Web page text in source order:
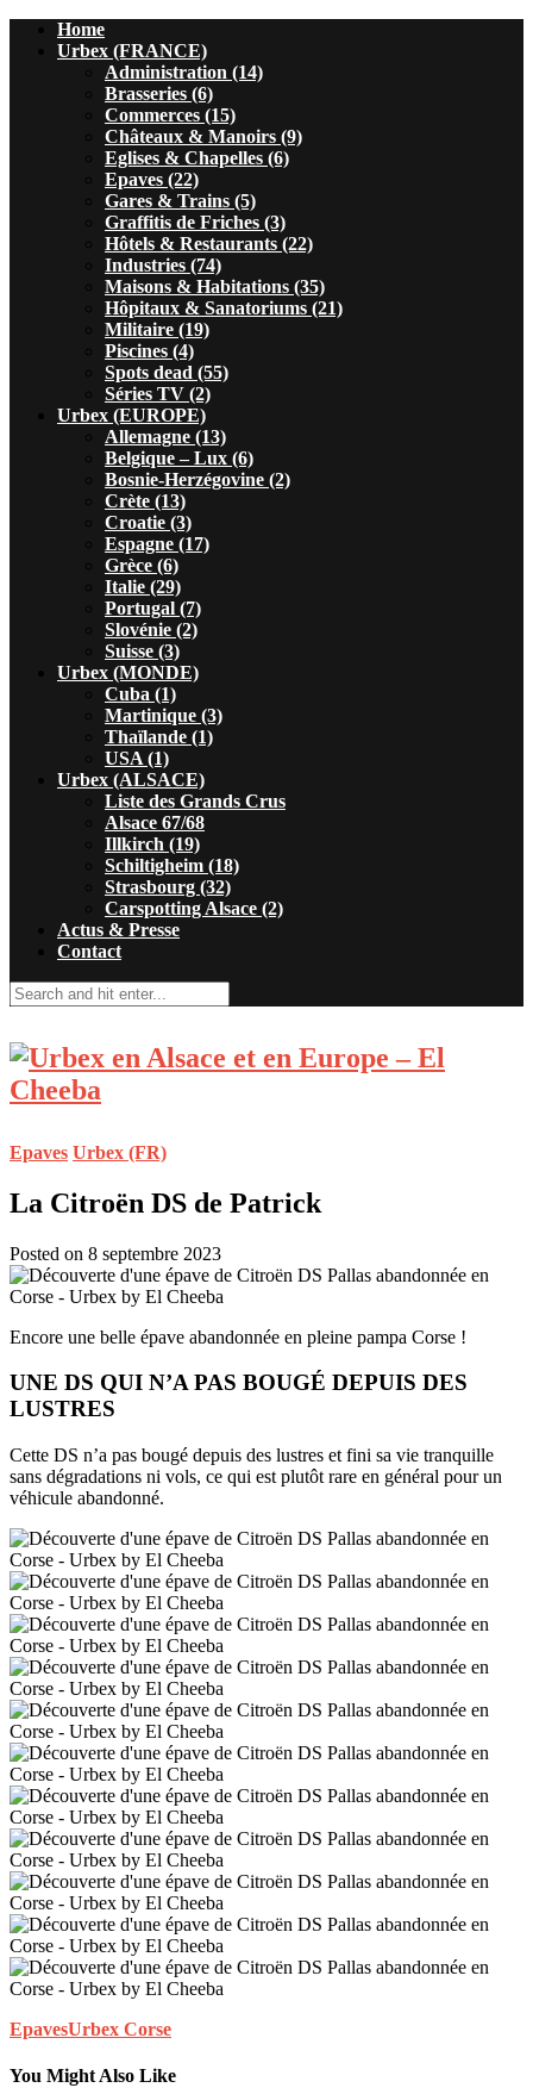
Home
Urbex (FRANCE)
Administration (14)
Brasseries (6)
Commerces (15)
Châteaux & Manoirs (9)
Eglises & Chapelles (6)
Epaves (22)
Gares & Trains (5)
Graffitis de Friches (3)
Hôtels & Restaurants (22)
Industries (74)
Maisons & Habitations (35)
Hôpitaux & Sanatoriums (21)
Militaire (19)
Piscines (4)
Spots dead (55)
Séries TV (2)
Urbex (EUROPE)
Allemagne (13)
Belgique – Lux (6)
Bosnie-Herzégovine (2)
Crète (13)
Croatie (3)
Espagne (17)
Grèce (6)
Italie (29)
Portugal (7)
Slovénie (2)
Suisse (3)
Urbex (MONDE)
Cuba (1)
Martinique (3)
Thaïlande (1)
USA (1)
Urbex (ALSACE)
Liste des Grands Crus
Alsace 67/68
Illkirch (19)
Schiltigheim (18)
Strasbourg (32)
Carspotting Alsace (2)
Actus & Presse
Contact
Epaves Urbex (FR)
La Citroën DS de Patrick
Posted on 8 septembre 2023
Encore une belle épave abandonnée en pleine pampa Corse !
UNE DS QUI N’A PAS BOUGÉ DEPUIS DES
LUSTRES
Cette DS n’a pas bougé depuis des lustres et fini sa vie tranquille
sans dégradations ni vols, ce qui est plutôt rare en général pour un
véhicule abandonné.
EpavesUrbex Corse
You Might Also Like